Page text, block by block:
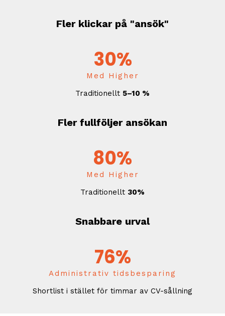
Fler klickar på "ansök"
30%
Med Higher
Traditionellt 5–10 %
Fler fullföljer ansökan
80%
Med Higher
Traditionellt 30%
Snabbare urval
76%
Administrativ tidsbesparing
Shortlist i stället för timmar av CV-sållning